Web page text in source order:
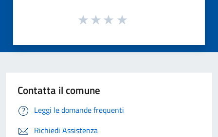
Contatta il comune
Leggi le domande frequenti
Richiedi Assistenza